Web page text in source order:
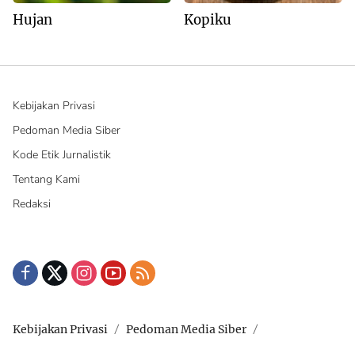
Hujan Kopiku
Kebijakan Privasi
Pedoman Media Siber
Kode Etik Jurnalistik
Tentang Kami
Redaksi
Kebijakan Privasi Pedoman Media Siber